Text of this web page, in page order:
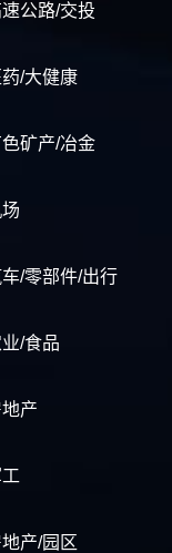
公路/交投
药/大健康
矿产/冶金
/零部件/出行
/食品
产
产/园区